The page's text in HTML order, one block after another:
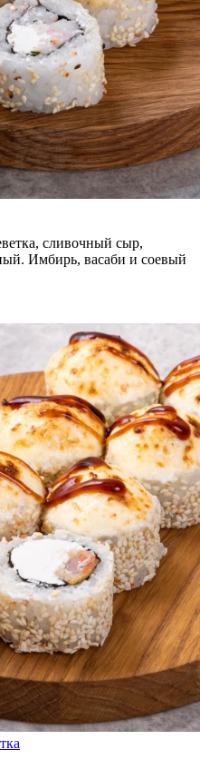
сливочный сыр,
Имбирь, васаби и соевый